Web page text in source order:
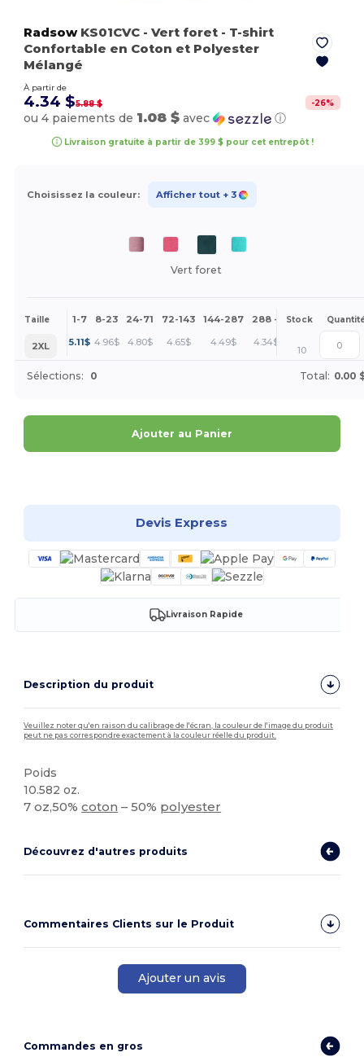
RadsowKS01CVC - Vert foret - T-shirt
Confortable en Coton et Polyester
Mélangé
À partir de
4.34 $5.88 $ -26%
ou 4 paiements de 1.08 $ avec ⓘ
Livraison gratuite à partir de 399 $ pour cet entrepôt !
Choisissez la couleur: Afficher tout + 3
Vert foret
Taille 1-7 8-23 24-71 72-143 144-287 288 + Plus
Stock
2XL 5.11$ 4.96$ 4.80$ 4.65$ 4.49$ 4.34$ +
10
Sélections: 0 Total: 0.00
Ajouter au Panier
Devis Express
Livraison Rapide
Description du produit
Veuillez noter qu'en raison du calibrage de l'écran, la couleur de l'image du produit
peut ne pas correspondre exactement à la couleur réelle du produit.
Poids
10.582 oz.
7 oz,50%coton – 50% polyester
Découvrez d'autres produits
Commentaires Clients sur le Produit
Ajouter un avis
Commandes en gros